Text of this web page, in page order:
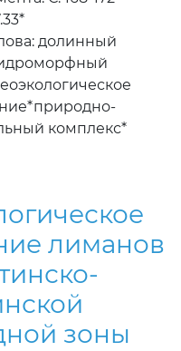
долинный
комплекс*
лиманов
зоны